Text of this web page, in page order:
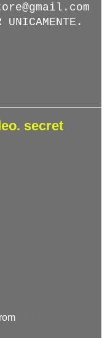
UNICAMENTE.
secret